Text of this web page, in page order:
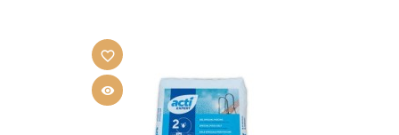

favorite_border